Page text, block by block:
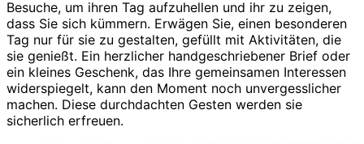
Besuche, um ihren Tag aufzuhellen und ihr zu zeigen,
dass Sie sich kümmern. Erwägen Sie, einen besonderen
Tag nur für sie zu gestalten, gefüllt mit Aktivitäten, die
sie genießt. Ein herzlicher handgeschriebener Brief oder
ein kleines Geschenk, das Ihre gemeinsamen Interessen
widerspiegelt, kann den Moment noch unvergesslicher
machen. Diese durchdachten Gesten werden sie
sicherlich erfreuen.